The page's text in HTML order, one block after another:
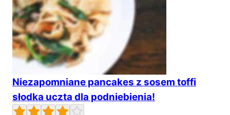
Niezapomniane pancakes z sosem toffi
słodka uczta dla podniebienia!